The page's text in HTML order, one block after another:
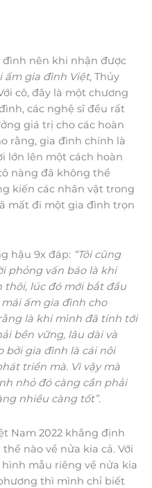
nên khi nhận được
ấm gia đình Việt, Thủy
cô, đây là một chương
các nghệ sĩ đều rất
giá trị cho các hoàn
rằng, gia đình chính là
lớn lên một cách hoàn
nàng đã không thể
kiến các nhân vật trong
mất đi một gia đình trọn
hậu 9x đáp: “Tôi cũng
phỏng vấn báo là khi
lúc đó mới bắt đầu
ấm gia đình cho
là khi mình đã tính tới
bền vững, lâu dài và
bởi gia đình là cái nôi
triển mà. Vì vậy mà
nhỏ đó càng cần phải
nhiều càng tốt”.
Nam 2022 khẳng định
nào về nửa kia cả. Với
mẫu riêng về nửa kia
thì mình chỉ biết